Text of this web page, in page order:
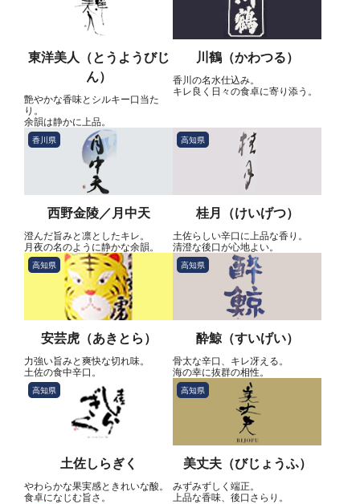
東洋美人（とうようびじ
ん）
艶やかな香味とシルキー口当た
り。
余韻は静かに上品。
川鶴（かわつる）
香川の名水仕込み。
キレ良く日々の食卓に寄り添う。
香川県
西野金陵／月中天
澄んだ旨みと凛としたキレ。
月夜の名のように静かな余韻。
高知県
桂月（けいげつ）
土佐らしい辛口に上品な香り。
清澄な後口が心地よい。
高知県
安芸虎（あきとら）
力強い旨みと爽快な切れ味。
土佐の食中辛口。
高知県
酔鯨（すいげい）
骨太な辛口、キレ冴える。
海の幸に抜群の相性。
高知県
土佐しらぎく
やわらかな果実感ときれいな酸。
食卓になじむ旨さ。
高知県
美丈夫（びじょうふ）
みずみずしく端正。
上品な香味、後口さらり。